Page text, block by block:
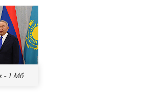
- 1 Мб